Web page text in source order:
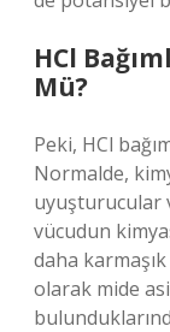
HCl
Mü?
Peki, HCl
Normalde,
uyuşturucular
vücudun
daha
olarak mide